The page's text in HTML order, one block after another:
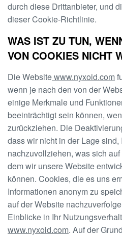
durch diese Drittanbieter, und
dieser Cookie-Richtlinie.
WAS IST ZU TUN,
VON COOKIES NICHT
Die Websitewww.nyxoid.com
wenn je nach den von der
einige Merkmale und
beeinträchtigt sein können,
zurückziehen. Die
dass wir nicht in der Lage sind,
nachzuvollziehen, was sich
dem wir unsere Website
können. Cookies, die es uns
Informationen anonym zu
auf der Website
Einblicke in Ihr
www.nyxoid.com. Auf der